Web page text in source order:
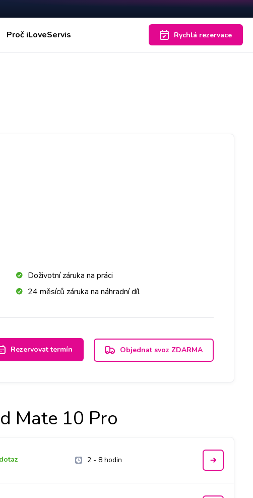
Proč iLoveServis Rychlá rezervace
Doživotní záruka na práci
24 měsíců záruka na náhradní díl
Rezervovat termín Objednat svoz ZDARMA
Mate 10 Pro
2 - 8 hodin